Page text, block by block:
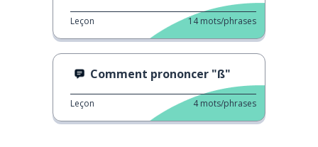
Leçon 14 mots/phrases
Comment prononcer "ß"
Leçon 4 mots/phrases